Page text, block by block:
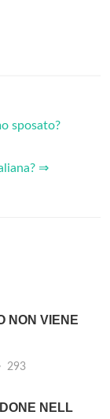
sposato?
⇒
NON VIENE
293
NELL